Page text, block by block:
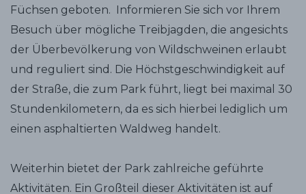
Füchsen geboten. Informieren Sie sich vor Ihrem
Besuch über mögliche Treibjagden, die angesichts
der Überbevölkerung von Wildschweinen erlaubt
und reguliert sind. Die Höchstgeschwindigkeit auf
der Straße, die zum Park führt, liegt bei maximal 30
Stundenkilometern, da es sich hierbei lediglich um
einen asphaltierten Waldweg handelt.
Weiterhin bietet der Park zahlreiche geführte
Aktivitäten. Ein Großteil dieser Aktivitäten ist auf